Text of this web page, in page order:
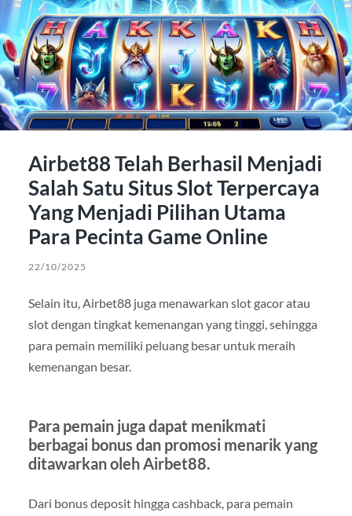
Airbet88 Telah Berhasil Menjadi
Salah Satu Situs Slot Terpercaya
Yang Menjadi Pilihan Utama
Para Pecinta Game Online
22/10/2025
Selain itu, Airbet88 juga menawarkan slot gacor atau
slot dengan tingkat kemenangan yang tinggi, sehingga
para pemain memiliki peluang besar untuk meraih
kemenangan besar.
Para pemain juga dapat menikmati
berbagai bonus dan promosi menarik yang
ditawarkan oleh Airbet88.
Dari bonus deposit hingga cashback, para pemain